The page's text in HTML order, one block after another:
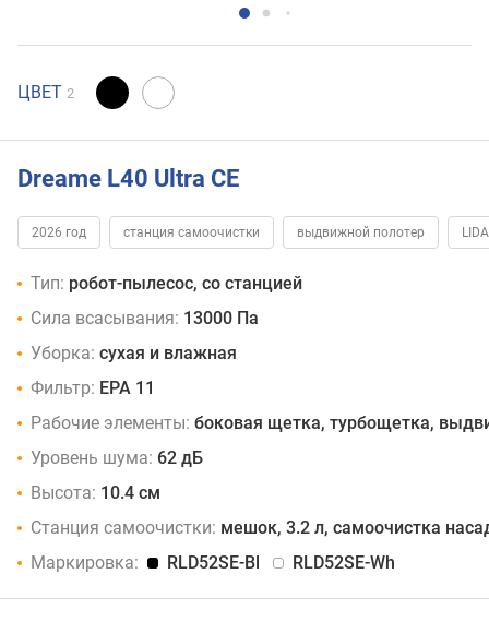
ЦВЕТ 2
Dreame L40 Ultra CE
2026 год станция самоочистки выдвижной полотер
Тип: робот-пылесос, со станцией
Сила всасывания: 13000 Па
Уборка: сухая и влажная
Фильтр: EPA 11
Рабочие элементы: боковая щетка, турбощетка,
Уровень шума: 62 дБ
Высота: 10.4 см
Станция самоочистки: мешок, 3.2 л, самоочистка
Маркировка:
RLD52SE-Bl RLD52SE-Wh